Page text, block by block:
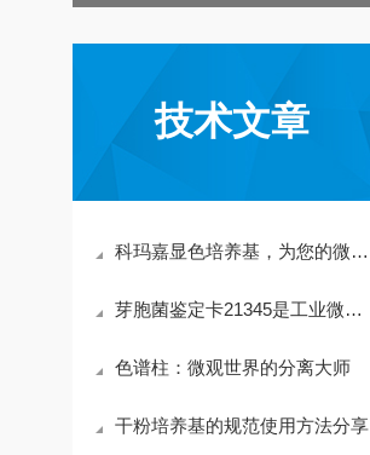
技术文章
科玛嘉显色培养基，为您的微生物检测工作保驾护航！
芽胞菌鉴定卡21345是工业微生物检测的“标准工具”
色谱柱：微观世界的分离大师
干粉培养基的规范使用方法分享